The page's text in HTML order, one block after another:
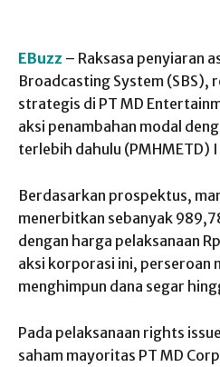
EBuzz – Raksasa penyiaran
Broadcasting System (SBS),
strategis di PT MD
aksi penambahan modal
terlebih dahulu (PMHMETD)
Berdasarkan prospektus,
menerbitkan sebanyak
dengan harga pelaksanaan
aksi korporasi ini, perseroan
menghimpun dana segar
Pada pelaksanaan rights
saham mayoritas PT MD